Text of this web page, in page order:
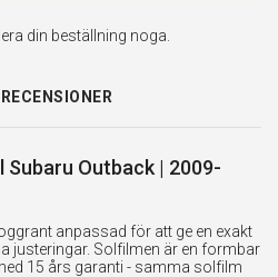
din beställning noga.
RECENSIONER
Outback | 2009-
anpassad för att ge en exakt
justeringar. Solfilmen är en formbar
15 års garanti - samma solfilm